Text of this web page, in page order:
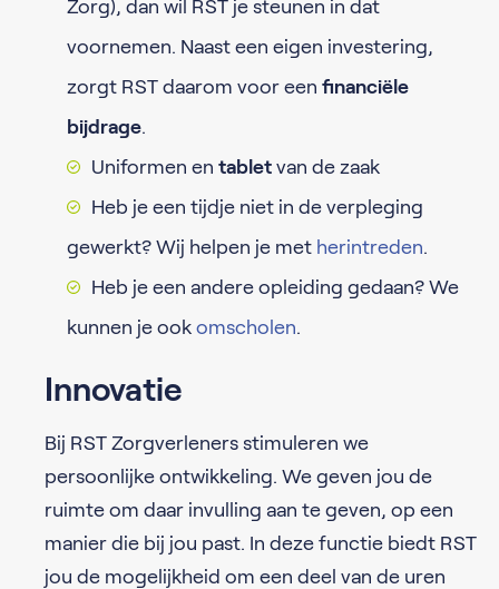
Zorg), dan wil RST je steunen in dat
voornemen. Naast een eigen investering,
zorgt RST daarom voor een financiële
bijdrage.
Uniformen en tablet van de zaak
Heb je een tijdje niet in de verpleging
gewerkt? Wij helpen je met herintreden.
Heb je een andere opleiding gedaan? We
kunnen je ook omscholen.
Innovatie
Bij RST Zorgverleners stimuleren we
persoonlijke ontwikkeling. We geven jou de
ruimte om daar invulling aan te geven, op een
manier die bij jou past. In deze functie biedt RST
jou de mogelijkheid om een deel van de uren